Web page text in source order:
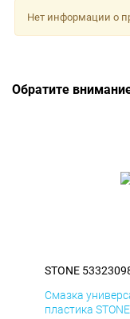
Нет информации о
Обратите
STONE
Смазка
пластика